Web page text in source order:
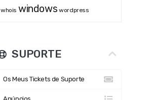
whois windows wordpress
SUPORTE
Os Meus Tickets de Suporte